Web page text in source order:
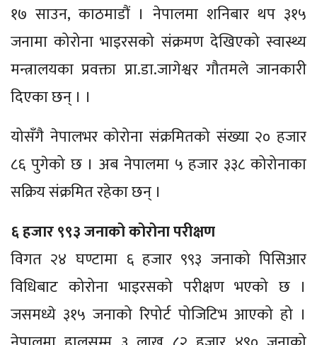
१७ साउन, काठमाडौं । नेपालमा शनिबार थप ३१५
जनामा कोरोना भाइरसको संक्रमण देखिएको स्वास्थ्य
मन्त्रालयका प्रवक्ता प्रा.डा.जागेश्वर गौतमले जानकारी
दिएका छन् । ।
योसँगै नेपालभर कोरोना संक्रमितको संख्या २० हजार
८६ पुगेको छ । अब नेपालमा ५ हजार ३३८ कोरोनाका
सक्रिय संक्रमित रहेका छन् ।
६ हजार ९९३ जनाको कोरोना परीक्षण
विगत २४ घण्टामा ६ हजार ९९३ जनाको पिसिआर
विधिबाट कोरोना भाइरसको परीक्षण भएको छ ।
जसमध्ये ३१५ जनाको रिपोर्ट पोजिटिभ आएको हो ।